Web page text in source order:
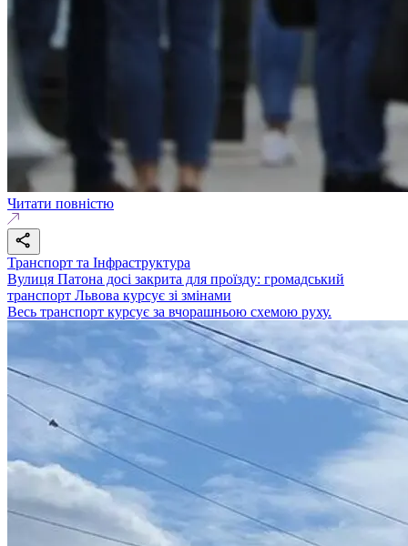
Читати повністю
Транспорт та Інфраструктура
Вулиця Патона досі закрита для проїзду: громадський
транспорт Львова курсує зі змінами
Весь транспорт курсує за вчорашньою схемою руху.